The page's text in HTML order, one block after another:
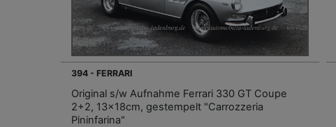
394 - FERRARI
Original s/w Aufnahme Ferrari 330 GT Coupe
2+2, 13x18cm, gestempelt "Carrozzeria
Pininfarina"